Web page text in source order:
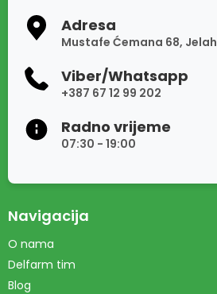
Adresa
Mustafe Ćemana 68, Jelah
Viber/Whatsapp
+387 67 12 99 202
Radno vrijeme
07:30 - 19:00
Navigacija
O nama
Delfarm tim
Blog